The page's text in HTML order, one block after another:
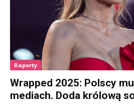
Raporty
Wrapped 2025: Polscy
mediach. Doda królową